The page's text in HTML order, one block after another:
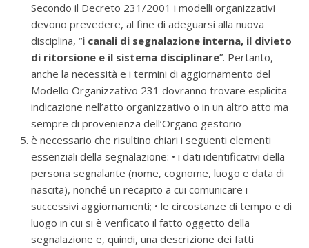
Secondo il Decreto 231/2001 i modelli organizzativi
devono prevedere, al fine di adeguarsi alla nuova
disciplina, “i canali di segnalazione interna, il divieto
di ritorsione e il sistema disciplinare”. Pertanto,
anche la necessità e i termini di aggiornamento del
Modello Organizzativo 231 dovranno trovare esplicita
indicazione nell’atto organizzativo o in un altro atto ma
sempre di provenienza dell’Organo gestorio
è necessario che risultino chiari i seguenti elementi
essenziali della segnalazione: • i dati identificativi della
persona segnalante (nome, cognome, luogo e data di
nascita), nonché un recapito a cui comunicare i
successivi aggiornamenti; • le circostanze di tempo e di
luogo in cui si è verificato il fatto oggetto della
segnalazione e, quindi, una descrizione dei fatti